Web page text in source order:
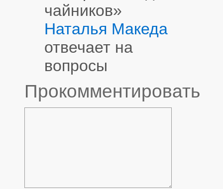
чайников»
Наталья Македа
отвечает на
вопросы
Прокомментировать